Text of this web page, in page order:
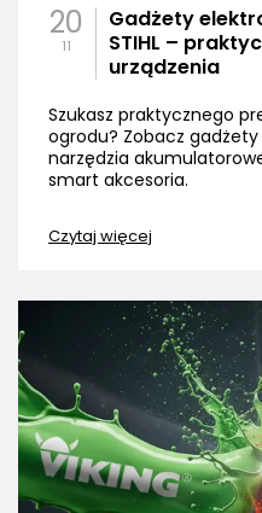
20
11
Gadżety
STIHL –
urządzenia
Szukasz praktycznego
ogrodu? Zobacz gadżety
narzędzia
smart akcesoria.
Czytaj więcej